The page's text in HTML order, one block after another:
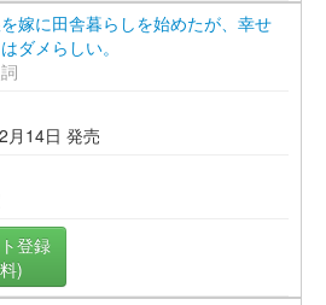
嫁に田舎暮らしを始めたが、幸せ
ダメらしい。
月14日 発売
登録
)